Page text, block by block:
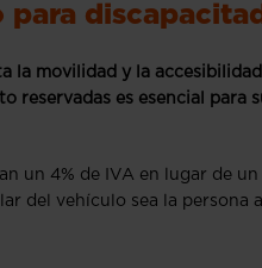
la movilidad y la
reservadas es esencial para
un 4% de IVA en lugar de
del vehículo sea la persona